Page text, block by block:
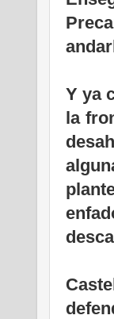
Y ya
la